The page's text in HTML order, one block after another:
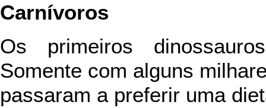
Carnívoros
Os primeiros
Somente com alguns
passaram a preferir uma